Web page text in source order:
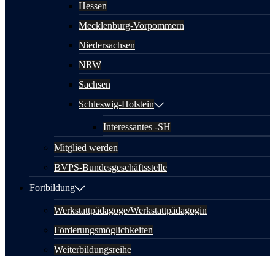
Hessen
Mecklenburg-Vorpommern
Niedersachsen
NRW
Sachsen
Schleswig-Holstein
Interessantes -SH
Mitglied werden
BVPS-Bundesgeschäftsstelle
Fortbildung
Werkstattpädagoge/Werkstattpädagogin
Förderungsmöglichkeiten
Weiterbildungsreihe